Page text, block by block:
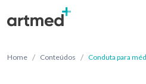
Home / Conteúdos / Conduta para